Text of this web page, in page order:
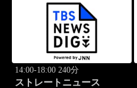
14:00-18:00 240分
ストレートニュース